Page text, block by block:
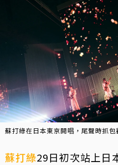
蘇打綠在日本東京開唱，尾聲時抓
蘇打綠29日初次站上日